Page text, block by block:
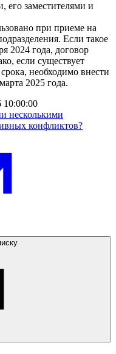
его заместителями и
при приеме на
Если такое
2024 года, договор
если существует
необходимо внести
2025 года.
10:00:00
несколькими
конфликтов?